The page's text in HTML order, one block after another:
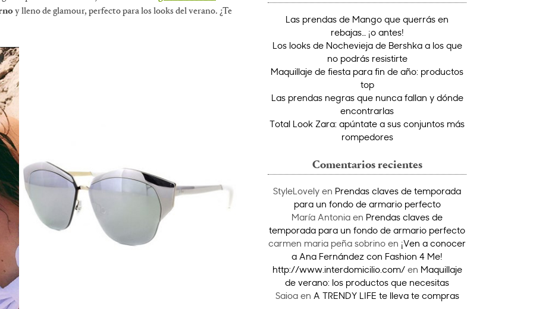
y lleno de glamour, perfecto para los looks del verano. ¿Te
Las prendas de Mango que querrás en
rebajas… ¡o antes!
Los looks de Nochevieja de Bershka a los que
no podrás resistirte
Maquillaje de fiesta para fin de año: productos
top
Las prendas negras que nunca fallan y dónde
encontrarlas
Total Look Zara: apúntate a sus conjuntos más
rompedores
Comentarios recientes
StyleLovely en Prendas claves de temporada
para un fondo de armario perfecto
María Antonia en Prendas claves de
temporada para un fondo de armario perfecto
carmen maria peña sobrino en ¡Ven a conocer
a Ana Fernández con Fashion 4 Me!
http://www.interdomicilio.com/en Maquillaje
de verano: los productos que necesitas
Saioaen A TRENDY LIFE te lleva te compras